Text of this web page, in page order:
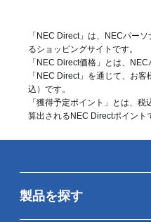
「NEC Direct」は、NECパー
るショッピングサイトです。
「NEC Direct価格」とは、
「NEC Direct」を通じて、お
込 ）です。
「獲得予定ポイント」とは、
算出されるNEC Directポイント
製品を探す